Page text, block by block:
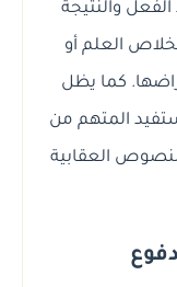
والنتيجة
العلم أو
كما يظل
المتهم من
العقابية